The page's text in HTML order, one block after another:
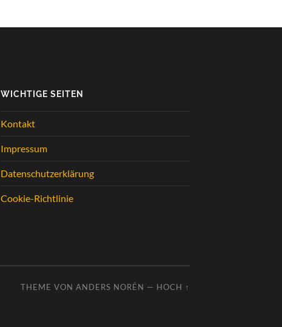
WICHTIGE SEITEN
Kontakt
Impressum
Datenschutzerklärung
Cookie-Richtlinie
THEME VON ANDERS NORÉN — HOCH ↑